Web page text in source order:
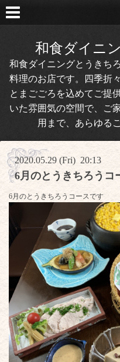
和食ダイニ
和食ダイニングとうきち
料理のお店です。四季折
とまごごろを込めてご提
いた雰囲気の空間で、ご
用まで、あらゆる
2020.05.29 (Fri) 20:13
6月のとうきちろうコ
6月のとうきちろうコースです